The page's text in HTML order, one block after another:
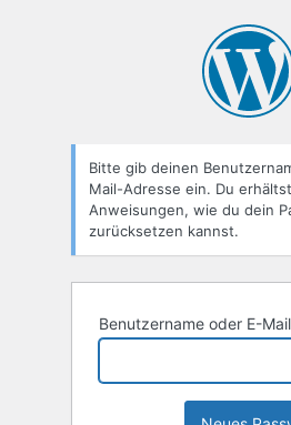
Bitte gib deinen
Mail-Adresse ein. Du
Anweisungen, wie du dein
zurücksetzen kannst.
Benutzername oder E-